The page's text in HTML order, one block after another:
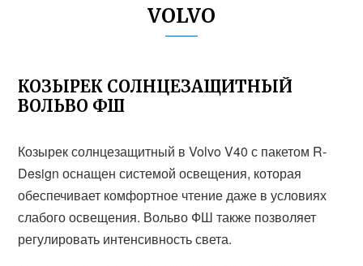
VOLVO
КОЗЫРЕК СОЛНЦЕЗАЩИТНЫЙ
ВОЛЬВО ФШ
Козырек солнцезащитный в Volvo V40 с пакетом R-
Design оснащен системой освещения, которая
обеспечивает комфортное чтение даже в условиях
слабого освещения. Вольво ФШ также позволяет
регулировать интенсивность света.